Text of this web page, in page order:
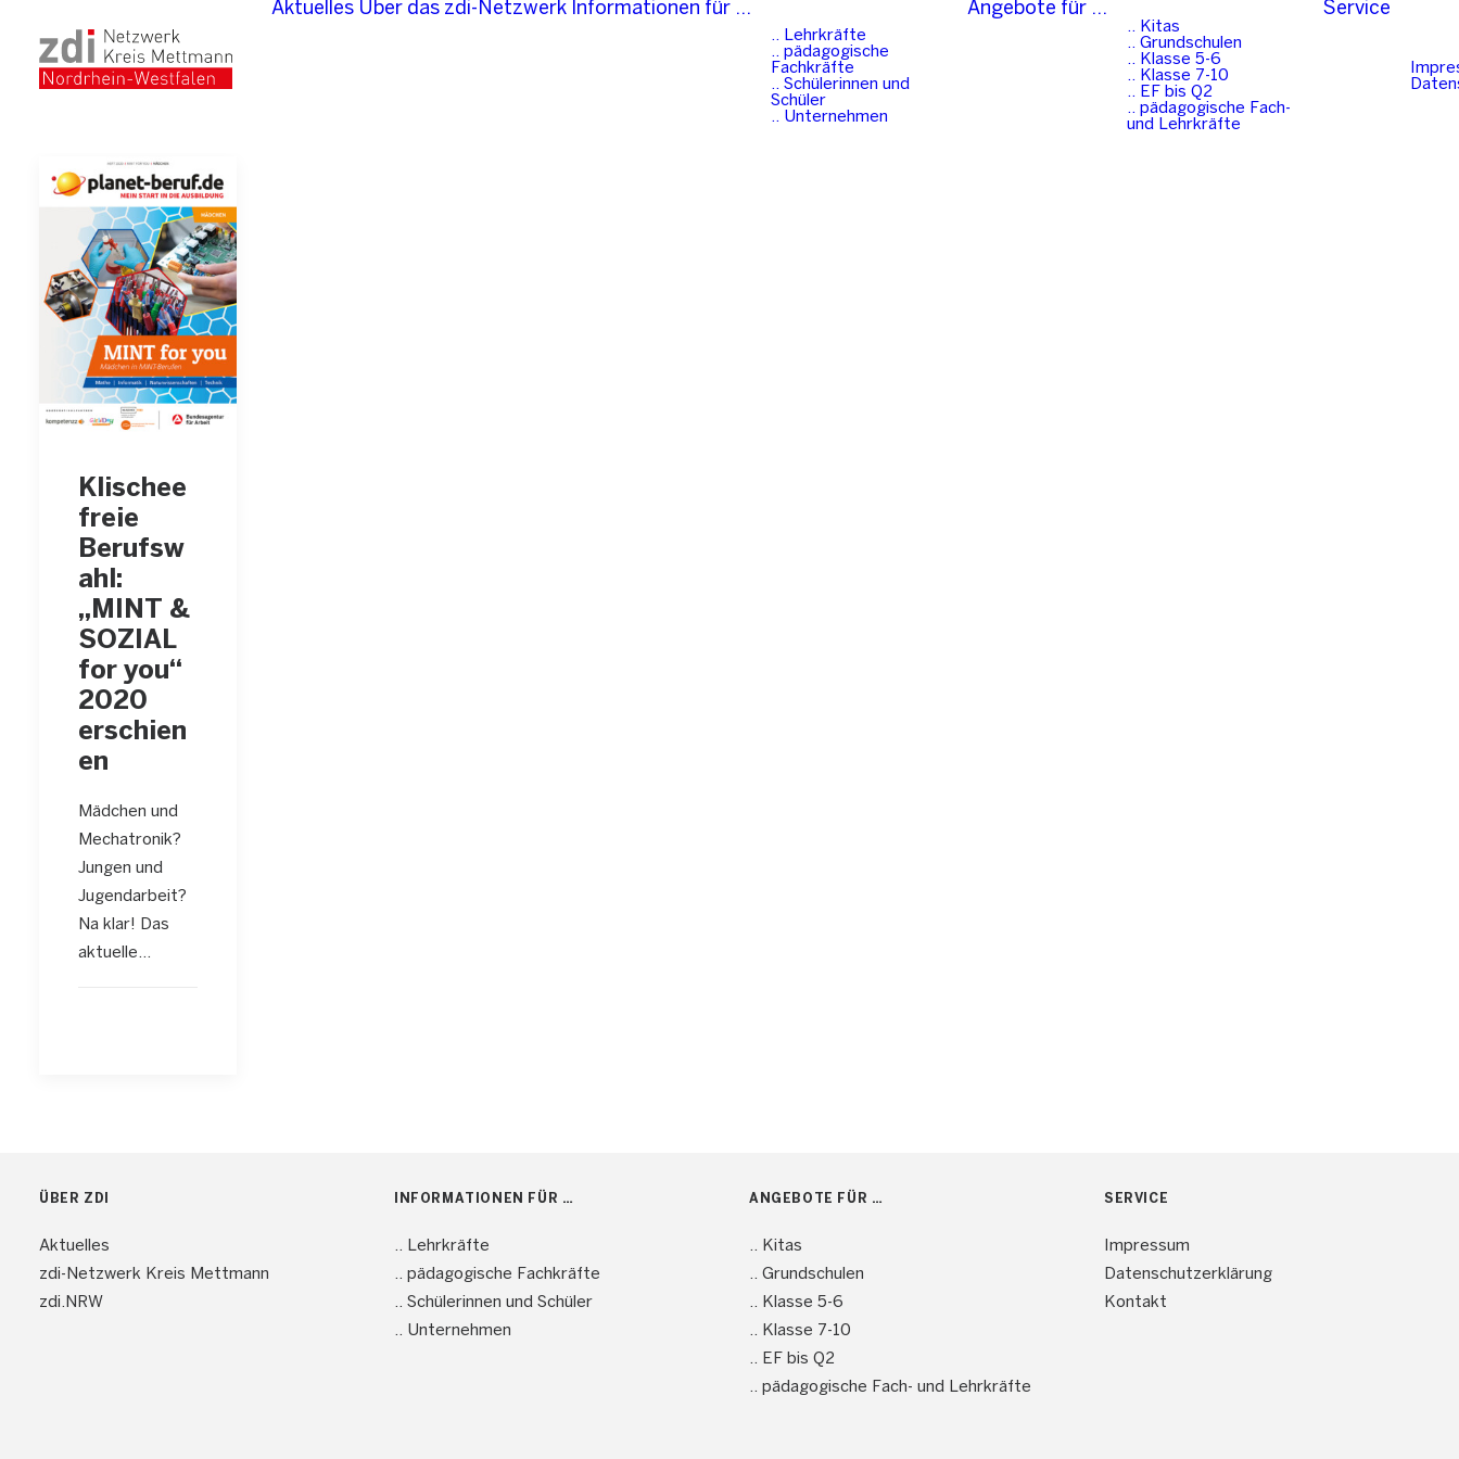
Aktuelles Über das zdi-Netzwerk Informationen für …
.. Lehrkräfte
.. pädagogische
Fachkräfte
.. Schülerinnen und
Schüler
.. Unternehmen
Angebote für …
.. Kitas
.. Grundschulen
.. Klasse 5-6
.. Klasse 7-10
.. EF bis Q2
.. pädagogische Fach-
und Lehrkräfte
Service
Klischee
freie
Berufsw
ahl:
„MINT &
SOZIAL
for you“
2020
erschien
en
Mädchen und
Mechatronik?
Jungen und
Jugendarbeit?
Na klar! Das
aktuelle…
ÜBER ZDI
Aktuelles
zdi-Netzwerk Kreis Mettmann
zdi.NRW
INFORMATIONEN FÜR …
.. Lehrkräfte
.. pädagogische Fachkräfte
.. Schülerinnen und Schüler
.. Unternehmen
ANGEBOTE FÜR …
.. Kitas
.. Grundschulen
.. Klasse 5-6
.. Klasse 7-10
.. EF bis Q2
.. pädagogische Fach- und Lehrkräfte
SERVICE
Impressum
Datenschutzerklärung
Kontakt